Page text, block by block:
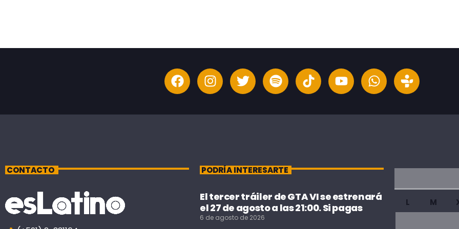
CONTACTO PODRÍA INTERESARTE
El tercer tráiler de GTA VI se estrenará
el 27 de agosto a las 21:00. Si pagas
6 de agosto de 2026
L M